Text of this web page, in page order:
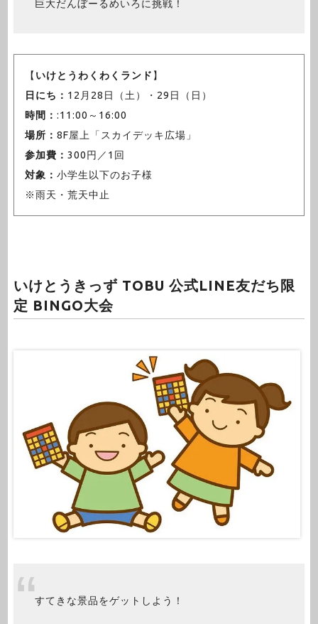
巨大だんぼーるめいろに挑戦！
【 いけとうわくわくランド 】
日にち： 12月28日（土）・29日（日）
時間： :11:00～16:00
場所： 8F屋上「スカイデッキ広場」
参加費： 300円／1回
対象： 小学生以下のお子様
※雨天・荒天中止
いけとうきっず TOBU 公式LINE友だち限
定 BINGO大会
すてきな景品をゲットしよう！